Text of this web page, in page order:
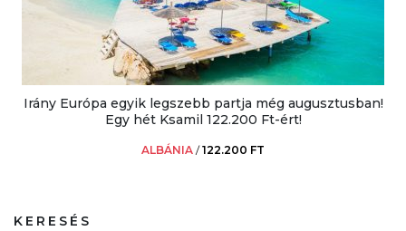
Irány Európa egyik legszebb partja még augusztusban!
Egy hét Ksamil 122.200 Ft-ért!
ALBÁNIA /122.200 FT
KERESÉS